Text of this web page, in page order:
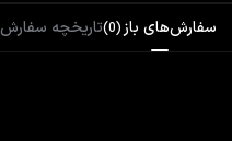
سفارش‌های باز (
0
)تاریخچه سفارش